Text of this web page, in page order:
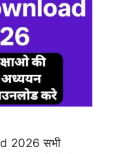
2026 सभी